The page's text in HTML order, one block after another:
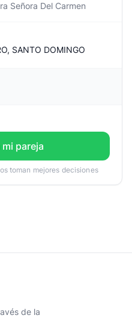
Señora Del Carmen
SANTO DOMINGO
mi pareja
toman mejores decisiones
de la